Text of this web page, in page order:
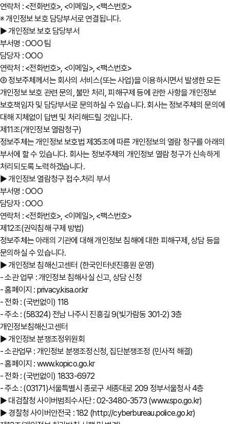
연락처 : <전화번호>, <이메일>, <팩스번호>
※ 개인정보 보호 담당부서로 연결됩니다.
▶ 개인정보 보호 담당부서
부서명 : OOO 팀
담당자 : OOO
연락처 : <전화번호>, <이메일>, <팩스번호>
② 정보주체께서는 회사의 서비스(또는 사업)을 이용하시면서 발생한 모든
개인정보 보호 관련 문의, 불만 처리, 피해구제 등에 관한 사항을 개인정보
보호책임자 및 담당부서로 문의하실 수 있습니다. 회사는 정보주체의 문의에
대해 지체없이 답변 및 처리해드릴 것입니다.
제11조(개인정보 열람청구)
정보주체는 개인정보 보호법 제35조에 따른 개인정보의 열람 청구를 아래의
부서에 할 수 있습니다. 회사는 정보주체의 개인정보 열람 청구가 신속하게
처리되도록 노력하겠습니다.
▶ 개인정보 열람청구 접수․처리 부서
부서명 : OOO
담당자 : OOO
연락처 : <전화번호>, <이메일>, <팩스번호>
제12조(권익침해 구제 방법)
정보주체는 아래의 기관에 대해 개인정보 침해에 대한 피해구제, 상담 등을
문의하실 수 있습니다.
▶ 개인정보 침해신고센터 (한국인터넷진흥원 운영)
- 소관 업무 : 개인정보 침해사실 신고, 상담 신청
- 홈페이지 : privacy.kisa.or.kr
- 전화 : (국번없이) 118
- 주소 : (58324) 전남 나주시 진흥길 9(빛가람동 301-2) 3층
개인정보침해신고센터
▶ 개인정보 분쟁조정위원회
- 소관업무 : 개인정보 분쟁조정신청, 집단분쟁조정 (민사적 해결)
- 홈페이지 : www.kopico.go.kr
- 전화 : (국번없이) 1833-6972
- 주소 : (03171)서울특별시 종로구 세종대로 209 정부서울청사 4층
▶ 대검찰청 사이버범죄수사단 : 02-3480-3573 (www.spo.go.kr)
▶ 경찰청 사이버안전국 : 182 (http://cyberbureau.police.go.kr)